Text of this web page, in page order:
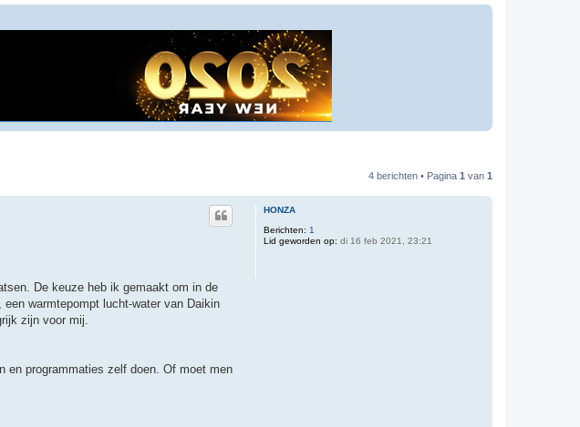
4 berichten • Pagina 1 van 1
HONZA
Berichten: 1
Lid geworden op: di 16 feb 2021, 23:21
De keuze heb ik gemaakt om in de
warmtepompt lucht-water van Daikin
zijn voor mij.
en programmaties zelf doen. Of moet men